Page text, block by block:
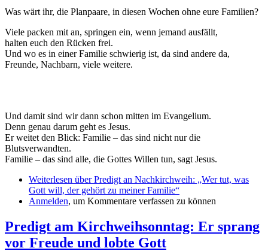
Was wärt ihr, die Planpaare, in diesen Wochen ohne eure Familien?
Viele packen mit an, springen ein, wenn jemand ausfällt,
halten euch den Rücken frei.
Und wo es in einer Familie schwierig ist, da sind andere da,
Freunde, Nachbarn, viele weitere.
Und damit sind wir dann schon mitten im Evangelium.
Denn genau darum geht es Jesus.
Er weitet den Blick: Familie – das sind nicht nur die
Blutsverwandten.
Familie – das sind alle, die Gottes Willen tun, sagt Jesus.
Weiterlesen über Predigt an Nachkirchweih: „Wer tut, was
Gott will, der gehört zu meiner Familie“
Anmelden, um Kommentare verfassen zu können
Predigt am Kirchweihsonntag: Er sprang
vor Freude und lobte Gott